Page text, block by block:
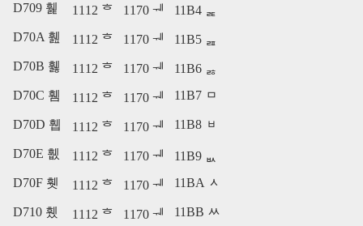
D709 휉
1112 ᄒ 1170 ᅰ
11B4 ᆴ
D70A 휊
1112 ᄒ 1170 ᅰ
11B5 ᆵ
D70B 휋
1112 ᄒ 1170 ᅰ
11B6 ᆶ
D70C 휌
1112 ᄒ 1170 ᅰ 11B7 ᆷ
D70D 휍 1112 ᄒ 1170 ᅰ 11B8 ᆸ
D70E 휎 1112 ᄒ 1170 ᅰ
11B9 ᆹ
D70F 휏
1112 ᄒ 1170 ᅰ 11BA ᆺ
D710 휐 1112 ᄒ 1170 ᅰ 11BB ᆻ